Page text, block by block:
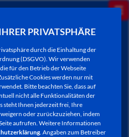
PRIVATSPHÄRE
durch die Einhaltung der
(DSGVO). Wir verwenden
für den Betrieb der Webseite
Cookies werden nur mit
Bitte beachten Sie, dass auf
nicht alle Funktionalitäten der
steht Ihnen jederzeit frei, Ihre
oder zurückzuziehen, indem
aufrufen. Weitere Informationen
. Angaben zum Betreiber
CITY LETTER